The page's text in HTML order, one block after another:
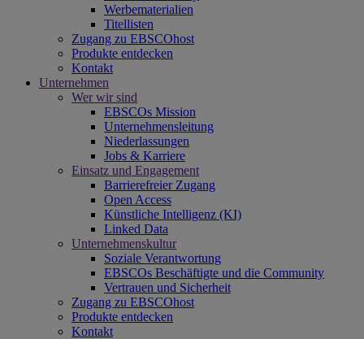
Werbematerialien
Titellisten
Zugang zu EBSCOhost
Produkte entdecken
Kontakt
Unternehmen
Wer wir sind
EBSCOs Mission
Unternehmensleitung
Niederlassungen
Jobs & Karriere
Einsatz und Engagement
Barrierefreier Zugang
Open Access
Künstliche Intelligenz (KI)
Linked Data
Unternehmenskultur
Soziale Verantwortung
EBSCOs Beschäftigte und die Community
Vertrauen und Sicherheit
Zugang zu EBSCOhost
Produkte entdecken
Kontakt